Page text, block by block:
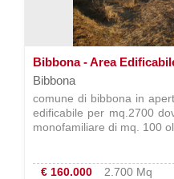
Bibbona - Area
Bibbona
comune di bibbona in
edificabile per mq.2700
monofamiliare di mq. 100
€ 160.000 2.700 Mq